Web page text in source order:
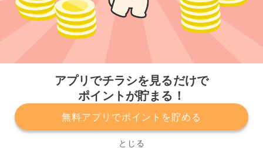
アプリでチラシを見るだけで
ポイントが貯まる！
無料アプリでポイントを貯める
とじる
プライバシーポリシー 利用規約
運営会社
サービスに関してのお問い合わせ